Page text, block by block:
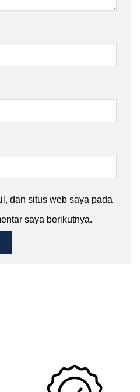
dan situs web saya pada
saya berikutnya.